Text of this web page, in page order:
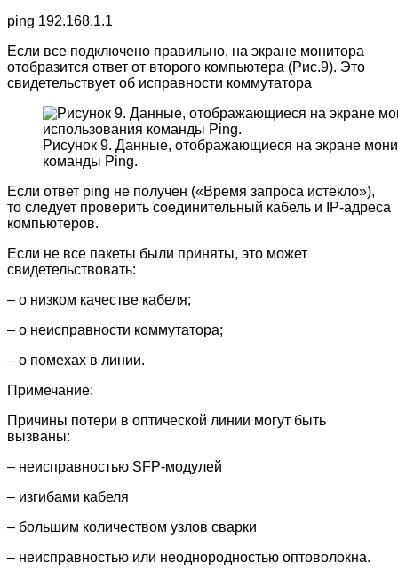
ping 192.168.1.1
Если все подключено правильно, на экране монитора
отобразится ответ от второго компьютера (Рис.9). Это
свидетельствует об исправности коммутатора
Рисунок 9. Данные, отображающиеся на экране
команды Ping.
Если ответ ping не получен («Время запроса истекло»),
то следует проверить соединительный кабель и IP-адреса
компьютеров.
Если не все пакеты были приняты, это может
свидетельствовать:
– о низком качестве кабеля;
– о неисправности коммутатора;
– о помехах в линии.
Примечание:
Причины потери в оптической линии могут быть
вызваны:
– неисправностью SFP-модулей
– изгибами кабеля
– большим количеством узлов сварки
– неисправностью или неоднородностью оптоволокна.